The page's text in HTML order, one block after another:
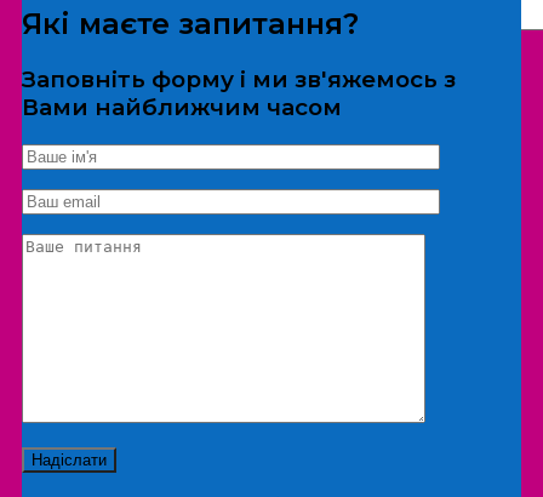
*Дані не передаються третім особам
Екскурсія/локація
Які маєте запитання?
Заповніть форму і ми зв'яжемось з
Вами найближчим часом